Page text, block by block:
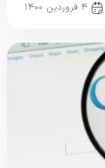
۴ فروردین ۱۴۰۰